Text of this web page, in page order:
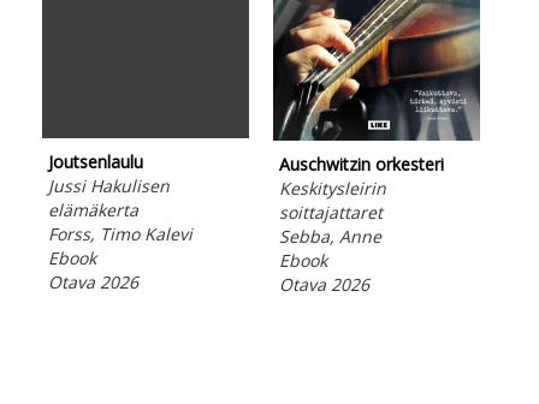
Joutsenlaulu
Jussi Hakulisen
elämäkerta
Forss, Timo Kalevi
Ebook
Otava 2026
Auschwitzin orkesteri
Keskitysleirin
soittajattaret
Sebba, Anne
Ebook
Otava 2026